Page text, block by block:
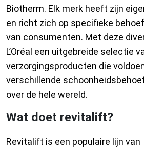
Biotherm. Elk merk heeft zijn
en richt zich op specifieke
van consumenten. Met deze
L’Oréal een uitgebreide selectie
verzorgingsproducten die
verschillende
over de hele wereld.
Wat doet revitalift?
Revitalift is een populaire lijn van